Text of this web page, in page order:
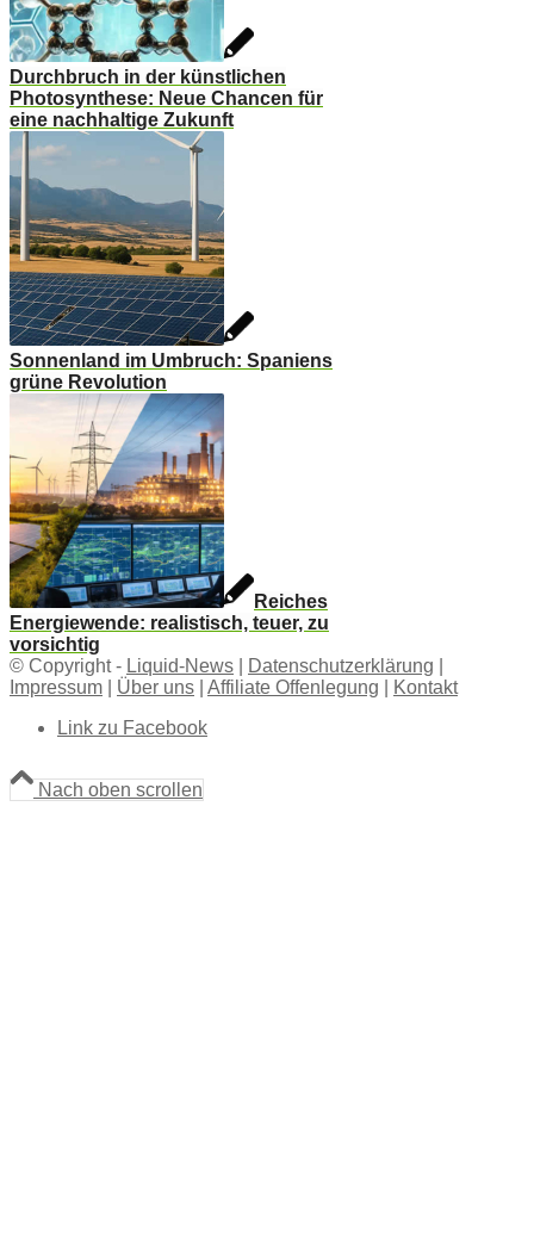
Durchbruch in der künstlichen
Photosynthese: Neue Chancen für
eine nachhaltige Zukunft
Sonnenland im Umbruch: Spaniens
grüne Revolution
Reiches
Energiewende: realistisch, teuer, zu
vorsichtig
© Copyright - Liquid-News Datenschutzerklärung
Impressum
Über uns Affiliate Offenlegung
Kontakt
Link zu Facebook
Nach oben scrollen